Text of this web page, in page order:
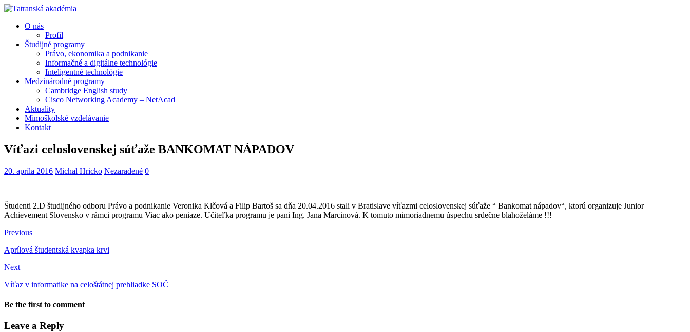
O nás
Profil
Študijné programy
Právo, ekonomika a podnikanie
Informačné a digitálne technológie
Inteligentné technológie
Medzinárodné programy
Cambridge English study
Cisco Networking Academy – NetAcad
Aktuality
Mimoškolské vzdelávanie
Kontakt
Víťazi celoslovenskej súťaže BANKOMAT NÁPADOV
20. apríla 2016 Michal Hricko Nezaradené 0
Študenti 2.D študijného odboru Právo a podnikanie Veronika Klčová a Filip Bartoš sa dňa 20.04.2016 stali v Bratislave víťazmi celoslovenskej súťaže “ Bankomat nápadov“, ktorú organizuje Junior
Achievement Slovensko v rámci programu Viac ako peniaze. Učiteľka programu je pani Ing. Jana Marcinová. K tomuto mimoriadnemu úspechu srdečne blahoželáme !!!
Previous
Aprílová študentská kvapka krvi
Next
Víťaz v informatike na celoštátnej prehliadke SOČ
Be the first to comment
Leave a Reply